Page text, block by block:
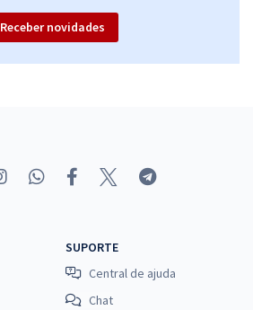
Receber novidades
SUPORTE
Central de ajuda
Chat